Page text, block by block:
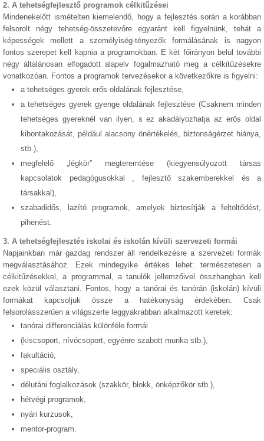
2. A tehetségfejlesztő programok célkitűzései
Mindenekelőtt ismételten kiemelendő, hogy a fejlesztés során a korábban
felsorolt négy tehetség-összetevőre egyaránt kell figyelnünk, tehát a
képességek mellett a személyiség-tényezők formálásának is nagyon
fontos szerepet kell kapnia a programokban. E két főirányon belül további
négy általánosan elfogadott alapelv fogalmazható meg a célkitűzésekre
vonatkozóan. Fontos a programok tervezésekor a következőkre is figyelni:
a tehetséges gyerek erős oldalának fejlesztése,
a tehetséges gyerek gyenge oldalának fejlesztése (Csaknem minden
tehetséges gyereknél van ilyen, s ez akadályozhatja az erős oldal
kibontakozását, például alacsony önértékelés, biztonságérzet hiánya,
stb.),
megfelelő „légkör” megteremtése (kiegyensúlyozott társas
kapcsolatok pedagógusokkal , fejlesztő szakemberekkel és a
társakkal),
szabadidős, lazító programok, amelyek biztosítják a feltöltődést,
pihenést.
3. A tehetségfejlesztés iskolai és iskolán kívüli szervezeti formái
Napjainkban már gazdag rendszer áll rendelkezésre a szervezeti formák
megválasztásához. Ezek mindegyike értékes lehet: természetesen a
célkitűzésekkel, a programmal, a tanulók jellemzőivel összhangban kell
ezek közül választani. Fontos, hogy a tanórai és tanórán (iskolán) kívüli
formákat kapcsoljuk össze a hatékonyság érdekében. Csak
felsorolásszerűen a világszerte leggyakrabban alkalmazott keretek:
tanórai differenciálás különféle formái
(kiscsoport, nívócsoport, egyénre szabott munka stb.),
fakultáció,
speciális osztály,
délutáni foglalkozások (szakkör, blokk, önképzőkör stb.),
hétvégi programok,
nyári kurzusok,
mentor-program.